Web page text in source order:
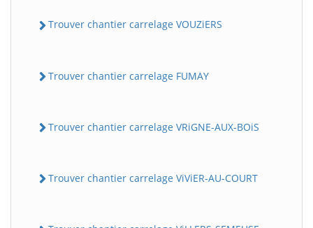
Trouver chantier carrelage VOUZiERS
Trouver chantier carrelage FUMAY
Trouver chantier carrelage VRiGNE-AUX-BOiS
Trouver chantier carrelage ViViER-AU-COURT